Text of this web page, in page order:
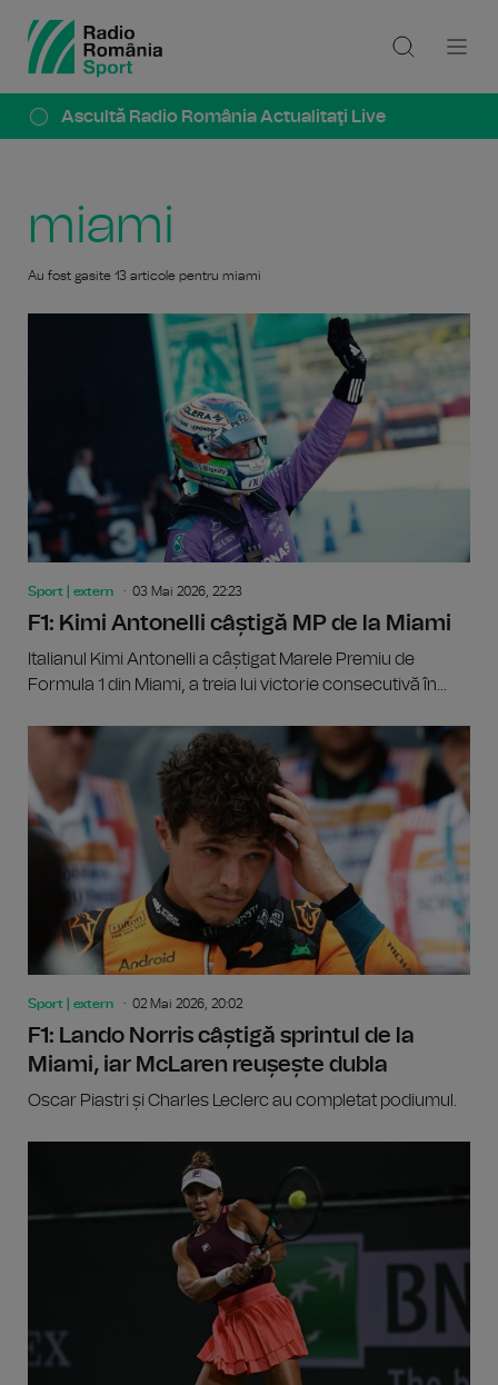
Ascultă Radio România Actualitaţi Live
miami
Au fost gasite 13 articole pentru miami
Sport | extern 03 Mai 2026, 22:23
F1: Kimi Antonelli câștigă MP de la Miami
Italianul Kimi Antonelli a câștigat Marele Premiu de
Formula 1 din Miami, a treia lui victorie consecutivă în...
Sport | extern 02 Mai 2026, 20:02
F1: Lando Norris câștigă sprintul de la
Miami, iar McLaren reușește dubla
Oscar Piastri și Charles Leclerc au completat podiumul.